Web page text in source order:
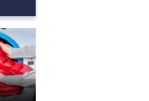
›